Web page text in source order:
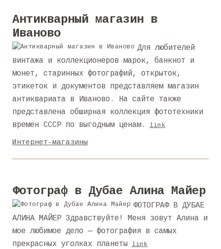
Антикварный магазин в
Иваново
Для любителей
винтажа и коллекционеров марок, банкнот и
монет, старинных фотографий, открыток,
этикеток и документов представляем магазин
антиквариата в Иваново. На сайте также
представлена обширная коллекция фототехники
времен СССР по выгодным ценам.
link
Интернет-магазины
Фотограф в Дубае Алина Майер
ФОТОГРАФ В ДУБАЕ
АЛИНА МАЙЕР Здравствуйте! Меня зовут Алина и
мое любимое дело — фотография в самых
прекрасных уголках планеты
link